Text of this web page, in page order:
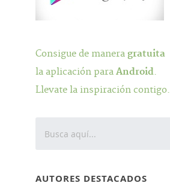
Consigue de maneragratuita
la aplicación paraAndroid.
Llevate la inspiración contigo.
AUTORES DESTACADOS